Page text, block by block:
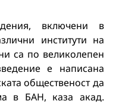
включени в
институти на
са по великолепен
е написана
общественост да
в БАН, каза акад.